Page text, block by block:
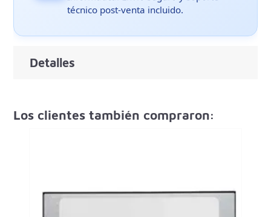
técnico post-venta incluido.
Detalles
Los clientes también compraron: